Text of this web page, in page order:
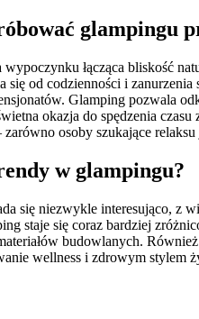
glampingu
łącząca bliskość
się od codzienności i
Glamping pozwala
okazja do spędzenia
zarówno osoby szukające
w glampingu?
się niezwykle interesująco,
staje się coraz bardziej
budowlanych.
wellness i zdrowym